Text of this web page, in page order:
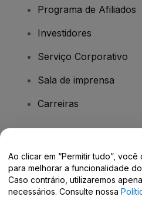
Programa de Afiliados
Investidores
Serviço Corporativo
Sala de imprensa
Carreiras
Centro de Ajuda / Fale
Ao clicar em “Permitir tudo”,
para melhorar a funcionalidade
Caso contrário, utilizaremos
necessários. Consulte nossa